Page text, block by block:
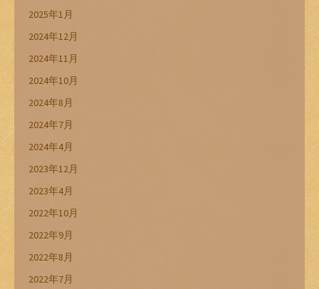
2025年1月
2024年12月
2024年11月
2024年10月
2024年8月
2024年7月
2024年4月
2023年12月
2023年4月
2022年10月
2022年9月
2022年8月
2022年7月